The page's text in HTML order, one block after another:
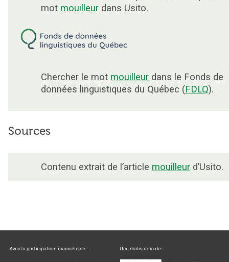
mot mouilleur dans Usito.
Chercher le mot mouilleur dans le Fonds de
données linguistiques du Québec (FDLQ).
Sources
Contenu extrait de l’article mouilleur d’Usito.